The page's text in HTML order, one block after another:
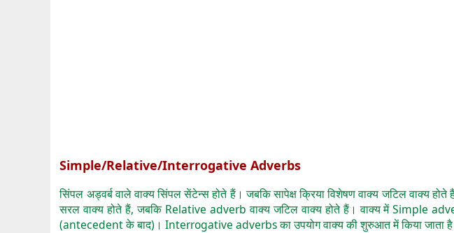
Simple/Relative/Interrogative Adverbs
सिंपल अड्वर्ब वाले वाक्य सिंपल सेंटेन्स होते हैं। जबकि सापेक्ष क्रिया विशेषण वाक्य जटिल
सरल वाक्य होते हैं, जबकि Relative adverb वाक्य जटिल वाक्य होते हैं। वाक्य में
(antecedent के बाद)। Interrogative adverbs का उपयोग वाक्य की शुरुआत में किया जाता